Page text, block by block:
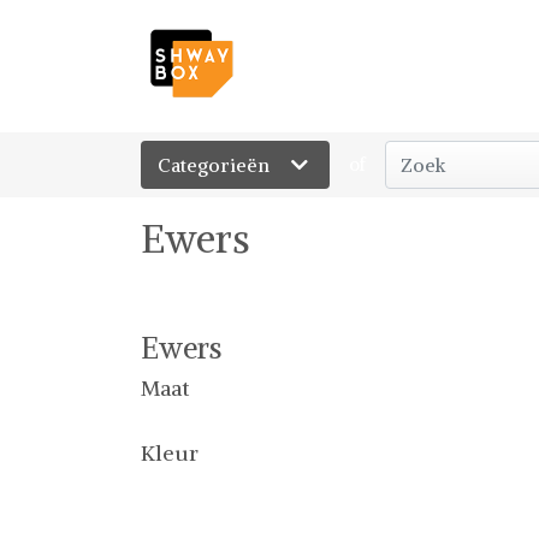
Categorieën
Ewers
Ewers
Maat
Kleur